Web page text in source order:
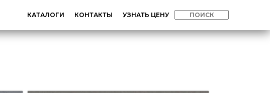
КАТАЛОГИ КОНТАКТЫ УЗНАТЬ ЦЕНУ